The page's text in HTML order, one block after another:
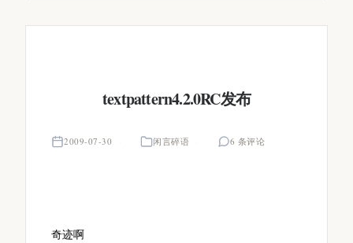
textpattern4.2.0RC发布
2009-07-30 闲言碎语 6 条评论
奇迹啊